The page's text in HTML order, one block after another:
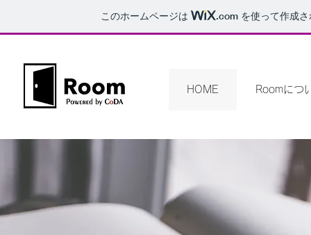
このホームページは .com を使って作成
HOME Roomにつ